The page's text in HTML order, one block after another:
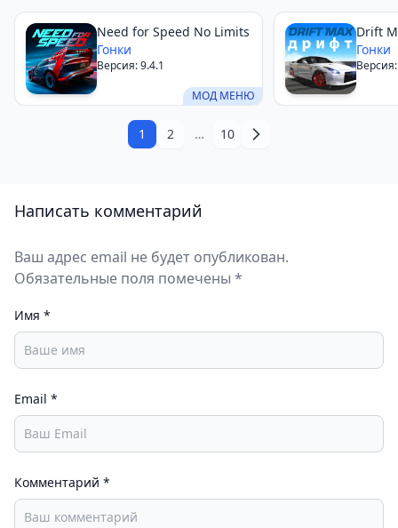
МОД МЕНЮ
Need for Speed No Limits
Гонки
Версия: 9.4.1
Drift
Гонки
1 2 … 10
Написать комментарий
Ваш адрес email не будет опубликован.
Обязательные поля помечены *
Имя *
Email *
Комментарий *